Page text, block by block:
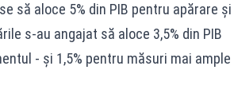
să aloce 5% din PIB pentru apărare şi
s-au angajat să aloce 3,5% din PIB
- şi 1,5% pentru măsuri mai ample